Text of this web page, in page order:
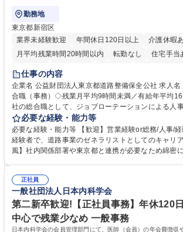
勤務地
東京都新宿区
業界未経験歓迎
年間休日120日以上
介護休暇
月平均残業時間20時間以内
転勤なし 住宅手当
研修あり
退職金あり
駅近5分以内
資格取得手当あり 食事補助あり
仕事の内容
企業名 公益財団法人東京都道路整備保全公社 求人名 【都庁グループ】総
合職（事務）◇残業月平均9時間未満／有給年平均16日取得 仕事
社の総合職として、ジョブローテーションによる人
等のフロント部門の部署等幅広い部署での業務をお
制度やキャリア支援が充実しております！ ※下記業務詳細 【業
管理部門：広報、人事、経理など当公社の運営に係
門：駐車場の新規開拓、管理運営、新宿駅西口広場
道路施設や道路工事現場の見学ツアー事業 ※入社後
へ配属。※業務内容変更の範囲：会社の定める業務 募集職種 【都庁グル
ープ】総合職（事務）◇残業月平均9時間未満／有
必要な経験・能力等
必要な経験・能力等 【歓迎】営業経験or総務/人事/
経験者で、道路事業のゼネラリストとしてのキャリ
風】社内関係部署や東京都と連携が必要なため綿密
部門など多岐に渡る業務を経験できます。 ■様々なプ
事業の他、新宿駅西口広場内に設置された照明を兼
イン」の管理運営を行うなど、事業収益を生み出す
います。 学歴・資格 学歴：大学院 大学 高専 短大 専修学校 高校 語学力：
資格：
正社員
一般社団法人日本内科学会
第二新卒歓迎!【正社員事務】年休120
中心で残業少なめ 一般事務
日本内科学会の会員管理部門にて、医師（会員）の年会費徴収